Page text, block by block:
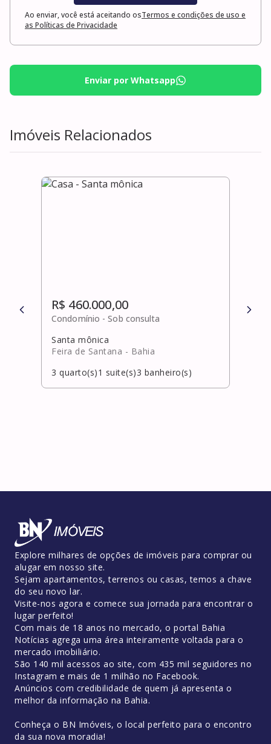
Ao enviar, você está aceitando osTermos e condições de uso e
as Políticas de Privacidade
Enviar por Whatsapp
Imóveis Relacionados
R$ 460.000,00
Condomínio -Sob consulta
Santa mônica
Feira de Santana - Bahia
3 quarto(s)1 suite(s)3 banheiro(s)
R$
Explore milhares de opções de imóveis para comprar ou
alugar em nosso site.
Sejam apartamentos, terrenos ou casas, temos a chave
do seu novo lar.
Visite-nos agora e comece sua jornada para encontrar o
lugar perfeito!
Com mais de 18 anos no mercado, o portal Bahia
Notícias agrega uma área inteiramente voltada para o
mercado imobiliário.
São 140 mil acessos ao site, com 435 mil seguidores no
Instagram e mais de 1 milhão no Facebook.
Anúncios com credibilidade de quem já apresenta o
melhor da informação na Bahia.
Conheça o BN Imóveis, o local perfeito para o encontro
da sua nova moradia!